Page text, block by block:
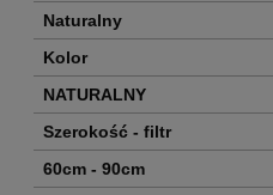
Naturalny
Kolor
NATURALNY
Szerokość - filtr
60cm - 90cm